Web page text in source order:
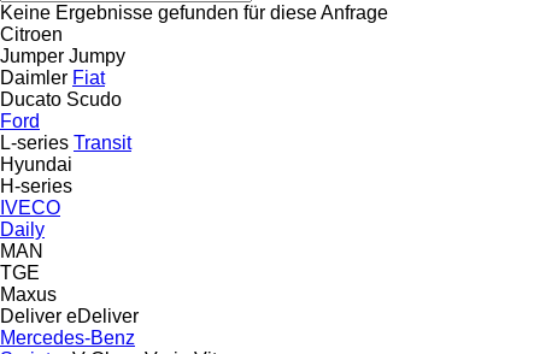
Keine Ergebnisse gefunden für diese Anfrage
Citroen
Jumper Jumpy
Daimler Fiat
Ducato Scudo
Ford
L-series Transit
Hyundai
H-series
IVECO
Daily
MAN
TGE
Maxus
Deliver eDeliver
Mercedes-Benz